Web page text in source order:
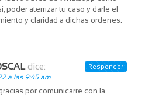
poder aterrizar tu caso y darle el
y claridad a dichas ordenes.
dice:
a las 9:45 am
por comunicarte con la
Responder